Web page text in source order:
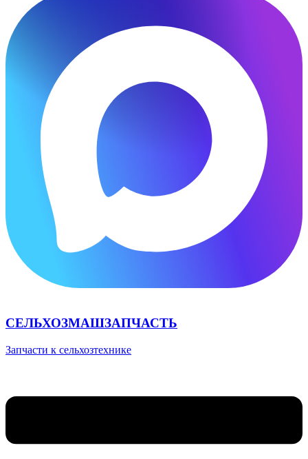
СЕЛЬХОЗМАШЗАПЧАСТЬ
Запчасти к сельхозтехнике